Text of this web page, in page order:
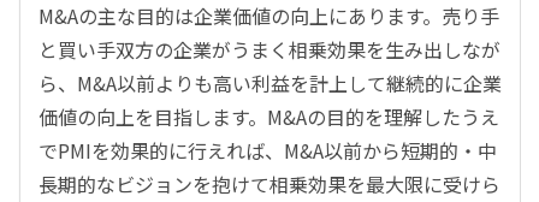
M&Aの主な目的は企業価値の向上にあります。売り手
と買い手双方の企業がうまく相乗効果を生み出しなが
ら、M&A以前よりも高い利益を計上して継続的に企業
価値の向上を目指します。M&Aの目的を理解したうえ
でPMIを効果的に行えれば、M&A以前から短期的・中
長期的なビジョンを抱けて相乗効果を最大限に受けら